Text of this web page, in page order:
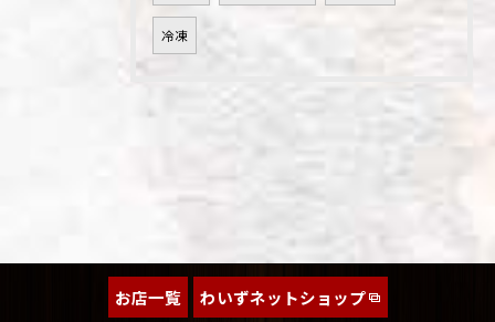
冷凍
お店一覧 わいずネットショップ